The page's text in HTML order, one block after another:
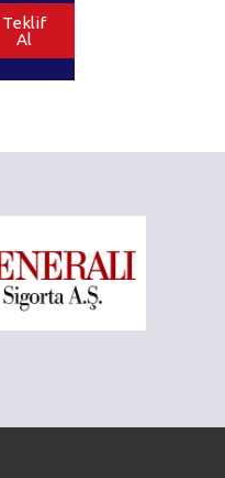
Teklif
Al